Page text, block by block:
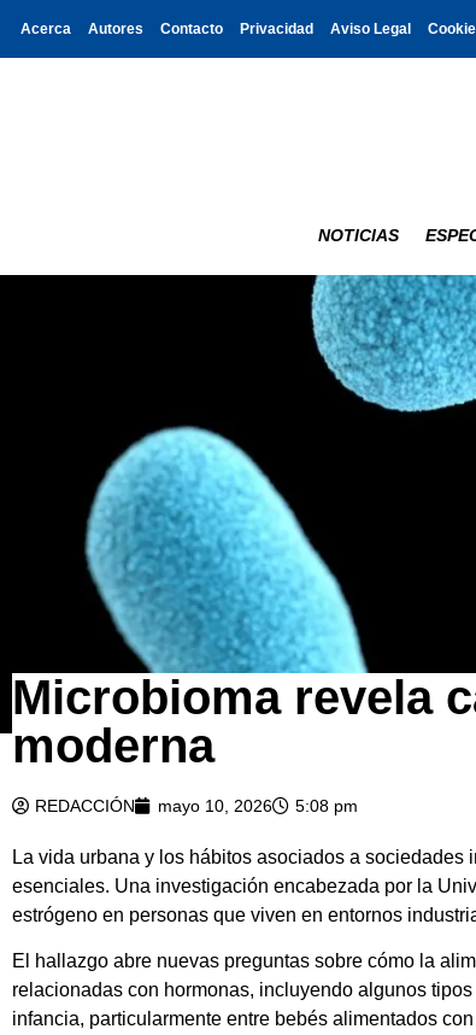
Acerca Autores Contacto Privacidad Aviso Legal
NOTICIAS
Microbioma revela
moderna
REDACCIÓN mayo 10, 2026 5:08 pm
La vida urbana y los hábitos asociados a
esenciales. Una investigación encabezada por la
estrógeno en personas que viven en entornos
El hallazgo abre nuevas preguntas sobre cómo la
relacionadas con hormonas, incluyendo algunos
infancia, particularmente entre bebés alimentados